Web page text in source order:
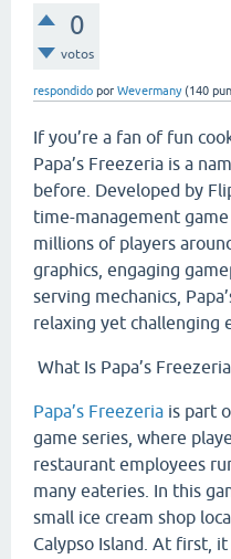
0
votos
respondido por Wevermany (140
If you’re a fan of fun
Papa’s Freezeria is a
before. Developed by
time-management
millions of players
graphics, engaging
serving mechanics,
relaxing yet challenging
What Is Papa’s
Papa’s Freezeria is part
game series, where
restaurant employees
many eateries. In this
small ice cream shop
Calypso Island. At first,